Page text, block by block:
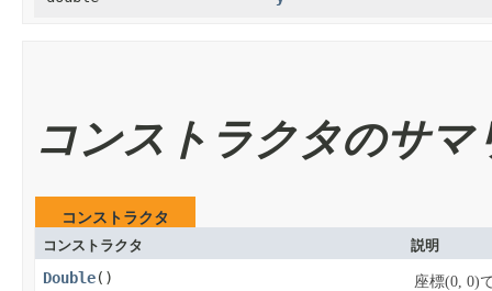
コンストラクタのサマ
コンストラクタ
コンストラクタ
説明
Double​() 座標(0, 0)